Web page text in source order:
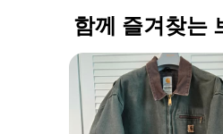
함께 즐겨찾는